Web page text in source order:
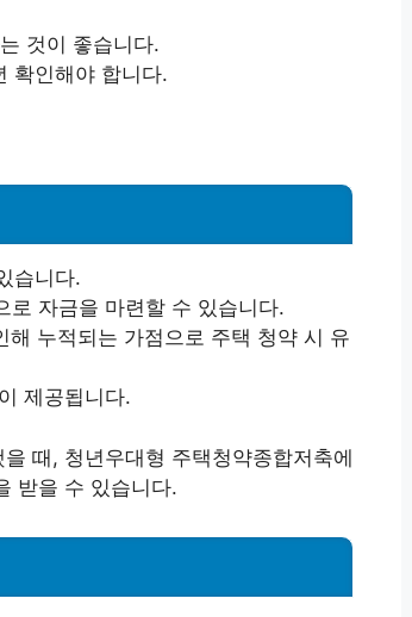
것이 좋습니다.
확인해야 합니다.
습니다.
로 자금을 마련할 수 있습니다.
누적되는 가점으로 주택 청약 시 유
제공됩니다.
때, 청년우대형 주택청약종합저축에
받을 수 있습니다.